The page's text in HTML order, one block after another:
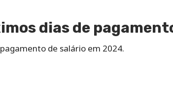
dias de
de salário em 2024.